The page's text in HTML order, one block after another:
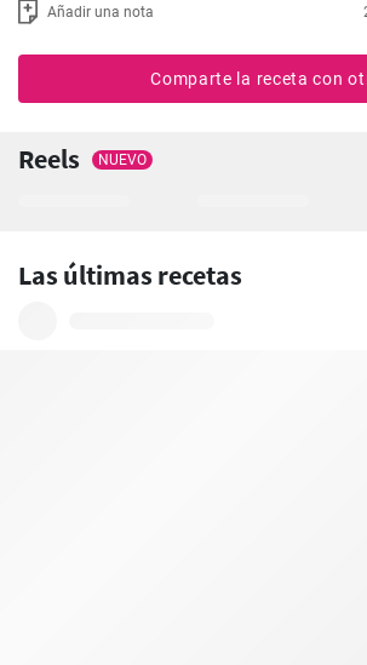
Añadir una nota
Comparte la receta con
Reels NUEVO
Las últimas recetas